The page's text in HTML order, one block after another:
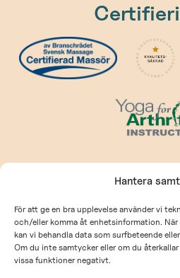
Hantera
För att ge en bra upplevelse använder vi
och/eller komma åt enhetsinformation.
kan vi behandla data som surfbeteende
Om du inte samtycker eller om du
vissa funktioner negativt.
Allmänna